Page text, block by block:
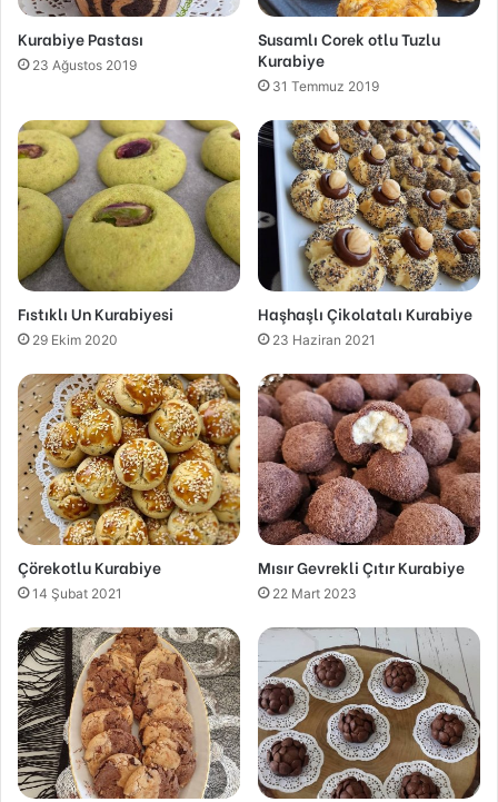
Kurabiye Pastası
23 Ağustos 2019
Susamlı Corek otlu Tuzlu
Kurabiye
31 Temmuz 2019
Fıstıklı Un Kurabiyesi
29 Ekim 2020
Haşhaşlı Çikolatalı Kurabiye
23 Haziran 2021
Çörekotlu Kurabiye
14 Şubat 2021
Mısır Gevrekli Çıtır Kurabiye
22 Mart 2023